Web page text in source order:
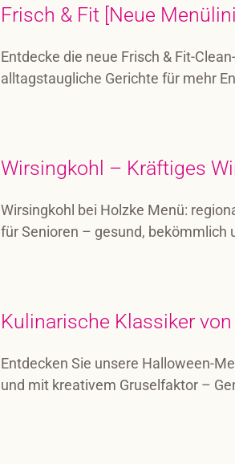
Frisch & Fit [Neue
Entdecke die neue Frisch & Fit-
alltagstaugliche Gerichte für mehr
Wirsingkohl – Kräftiges
Wirsingkohl bei Holzke Menü:
für Senioren – gesund, bekömmlich
Kulinarische Klassiker
Entdecken Sie unsere Halloween-
und mit kreativem Gruselfaktor –